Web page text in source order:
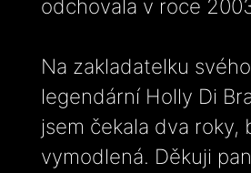
odchovala v roce
Na zakladatelku
legendární Holly Di
jsem čekala dva roky,
vymodlená. Děkuji